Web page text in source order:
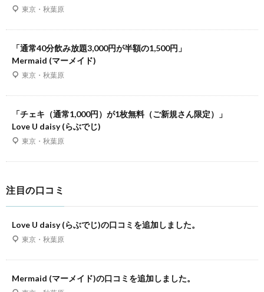
東京・秋葉原
「通常40分飲み放題3,000円が半額の1,500円」
Mermaid (マーメイド)
東京・秋葉原
「チェキ（通常1,000円）が1枚無料（ご新規さん限定）」
Love U daisy (らぶでじ)
東京・秋葉原
注目の口コミ
Love U daisy (らぶでじ)の口コミを追加しました。
東京・秋葉原
Mermaid (マーメイド)の口コミを追加しました。